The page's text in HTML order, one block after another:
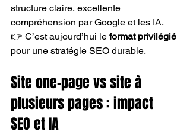
structure claire, excellente
compréhension par Google et les IA.
👉 C’est aujourd’hui le format privilégié
pour une stratégie SEO durable.
Site one-page vs site à
plusieurs pages : impact
SEO et IA